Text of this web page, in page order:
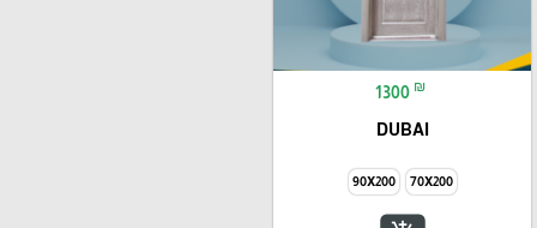
1300 ₪
DUBAI
70X200
90X200